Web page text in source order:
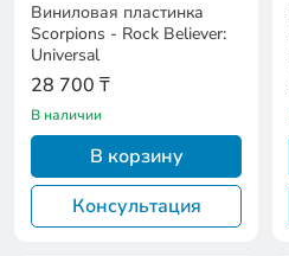
Виниловая пластинка
Scorpions - Rock Believer:
Universal
28 700 ₸
В наличии
В корзину
Консультация